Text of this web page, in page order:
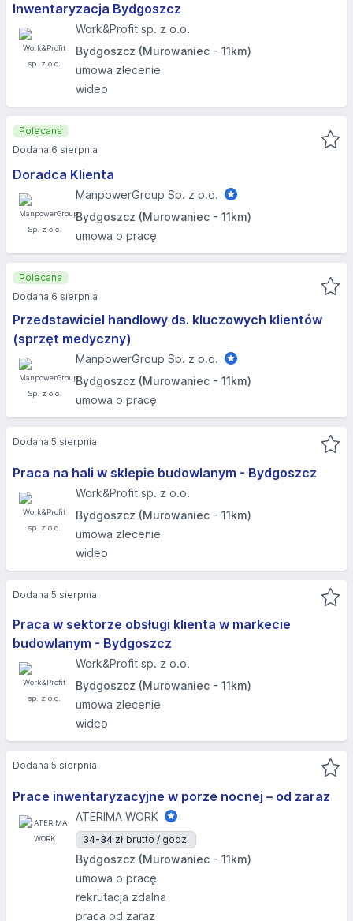
Inwentaryzacja Bydgoszcz
Work&Profit sp. z o.o.
Bydgoszcz (Murowaniec - 11km)
umowa zlecenie
wideo
Doradca Klienta
ManpowerGroup Sp. z o.o.
Bydgoszcz (Murowaniec - 11km)
umowa o pracę
Polecana
Dodana 6 sierpnia
Przedstawiciel handlowy ds. kluczowych klientów
(sprzęt medyczny)
ManpowerGroup Sp. z o.o.
Bydgoszcz (Murowaniec - 11km)
umowa o pracę
Polecana
Dodana 6 sierpnia
Praca na hali w sklepie budowlanym - Bydgoszcz
Work&Profit sp. z o.o.
Bydgoszcz (Murowaniec - 11km)
umowa zlecenie
wideo
Dodana 5 sierpnia
Praca w sektorze obsługi klienta w markecie
budowlanym - Bydgoszcz
Work&Profit sp. z o.o.
Bydgoszcz (Murowaniec - 11km)
umowa zlecenie
wideo
Dodana 5 sierpnia
Prace inwentaryzacyjne w porze nocnej – od zaraz
ATERIMA WORK
34-34 zł brutto / godz.
Bydgoszcz (Murowaniec - 11km)
umowa o pracę
rekrutacja zdalna
praca od zaraz
Dodana 5 sierpnia